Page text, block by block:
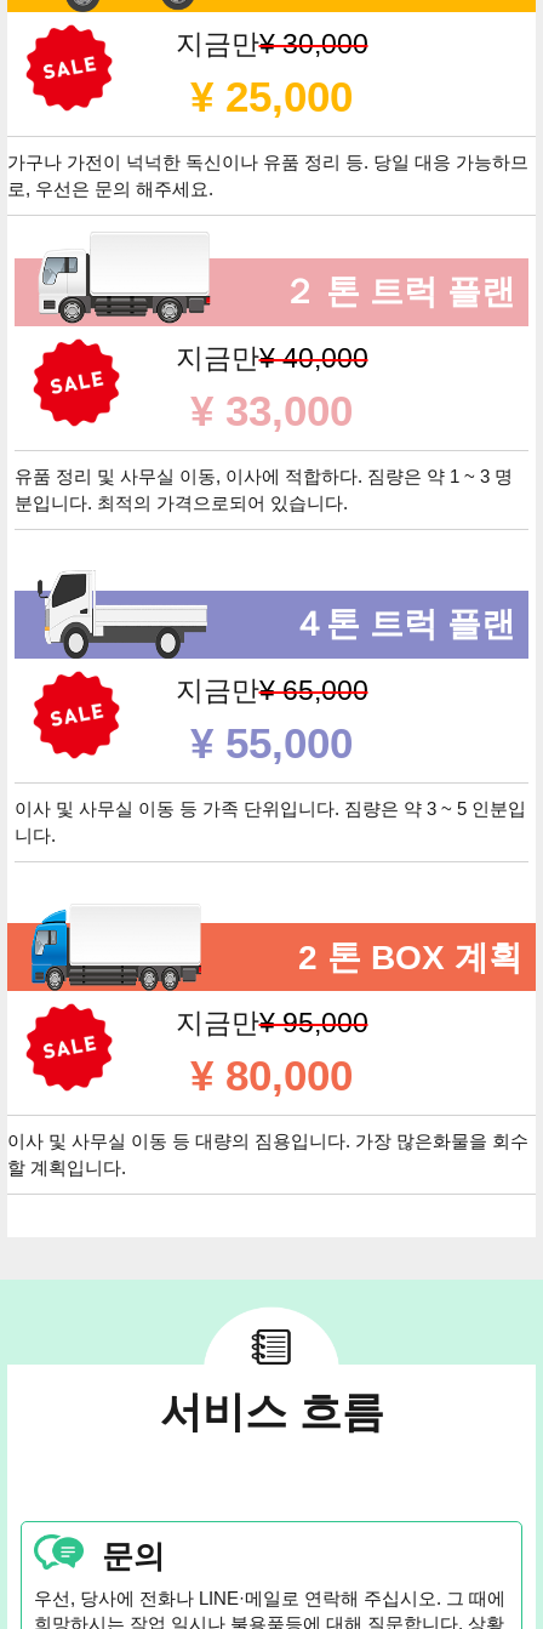
지금만¥ 30,000
¥ 25,000
가구나 가전이 넉넉한 독신이나 유품 정리 등. 당일 대응 가능하므
로, 우선은 문의 해주세요.
２ 톤 트럭 플랜
지금만¥ 40,000
¥ 33,000
유품 정리 및 사무실 이동, 이사에 적합하다. 짐량은 약 1 ~ 3 명
분입니다. 최적의 가격으로되어 있습니다.
４톤 트럭 플랜
지금만¥ 65,000
¥ 55,000
이사 및 사무실 이동 등 가족 단위입니다. 짐량은 약 3 ~ 5 인분입
니다.
2 톤 BOX 계획
지금만¥ 95,000
¥ 80,000
이사 및 사무실 이동 등 대량의 짐용입니다. 가장 많은화물을 회수
할 계획입니다.
서비스 흐름
문의
우선, 당사에 전화나 LINE·메일로 연락해 주십시오. 그 때에
희망하시는 작업 일시나 불용품등에 대해 질문합니다. 상황